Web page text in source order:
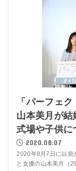
「パーフェ
山本美月が結
式場や子供に
2020.08.07
2020年8月7日に以前
と女優の山本美月（